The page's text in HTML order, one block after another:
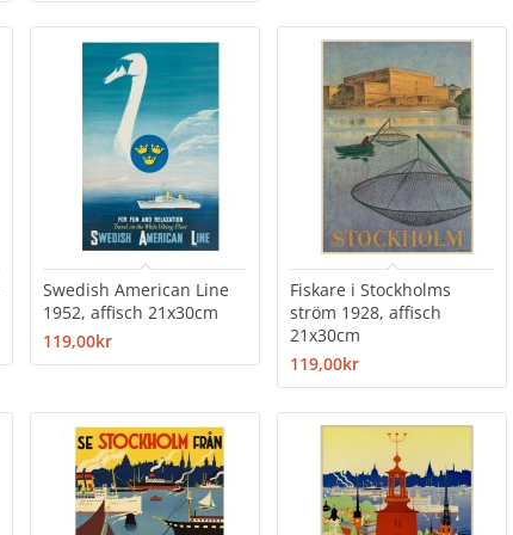
Swedish American Line
1952, affisch 21x30cm
119,00kr
Fiskare i Stockholms
ström 1928, affisch
21x30cm
119,00kr